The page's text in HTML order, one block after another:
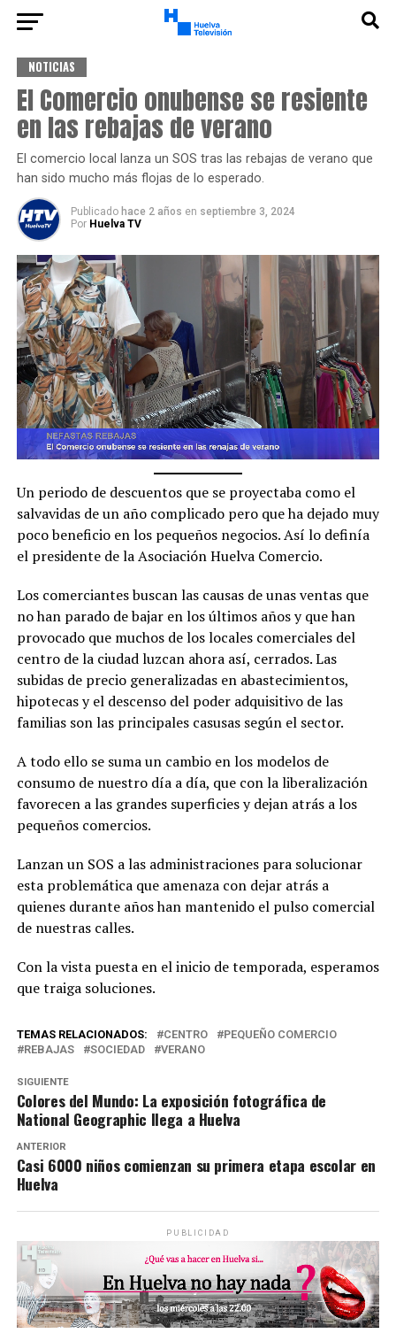
NOTICIAS
El Comercio onubense se resiente
en las rebajas de verano
El comercio local lanza un SOS tras las rebajas de verano que
han sido mucho más flojas de lo esperado.
Publicado hace 2 años en septiembre 3, 2024
Por Huelva TV
Un periodo de descuentos que se proyectaba como el
salvavidas de un año complicado pero que ha dejado muy
poco beneficio en los pequeños negocios. Así lo definía
el presidente de la Asociación Huelva Comercio.
Los comerciantes buscan las causas de unas ventas que
no han parado de bajar en los últimos años y que han
provocado que muchos de los locales comerciales del
centro de la ciudad luzcan ahora así, cerrados. Las
subidas de precio generalizadas en abastecimientos,
hipotecas y el descenso del poder adquisitivo de las
familias son las principales casusas según el sector.
A todo ello se suma un cambio en los modelos de
consumo de nuestro día a día, que con la liberalización
favorecen a las grandes superficies y dejan atrás a los
pequeños comercios.
Lanzan un SOS a las administraciones para solucionar
esta problemática que amenaza con dejar atrás a
quienes durante años han mantenido el pulso comercial
de nuestras calles.
Con la vista puesta en el inicio de temporada, esperamos
que traiga soluciones.
TEMAS RELACIONADOS: CENTRO
PEQUEÑO COMERCIO
REBAJAS
SOCIEDAD VERANO
SIGUIENTE
Colores del Mundo: La exposición fotográfica de
National Geographic llega a Huelva
ANTERIOR
Casi 6000 niños comienzan su primera etapa escolar en
Huelva
PUBLICIDAD